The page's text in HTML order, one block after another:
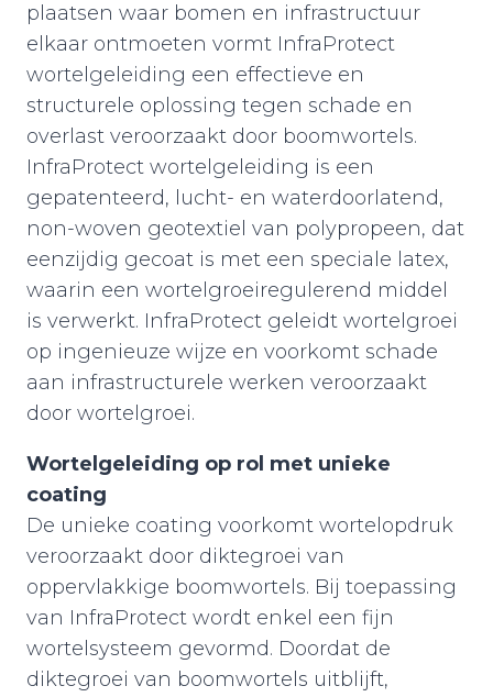
plaatsen waar bomen en infrastructuur
elkaar ontmoeten vormt InfraProtect
wortelgeleiding een effectieve en
structurele oplossing tegen schade en
overlast veroorzaakt door boomwortels.
InfraProtect wortelgeleiding is een
gepatenteerd, lucht- en waterdoorlatend,
non-woven geotextiel van polypropeen, dat
eenzijdig gecoat is met een speciale latex,
waarin een wortelgroeiregulerend middel
is verwerkt. InfraProtect geleidt wortelgroei
op ingenieuze wijze en voorkomt schade
aan infrastructurele werken veroorzaakt
door wortelgroei.
Wortelgeleiding op rol met unieke
coating
De unieke coating voorkomt wortelopdruk
veroorzaakt door diktegroei van
oppervlakkige boomwortels. Bij toepassing
van InfraProtect wordt enkel een fijn
wortelsysteem gevormd. Doordat de
diktegroei van boomwortels uitblijft,